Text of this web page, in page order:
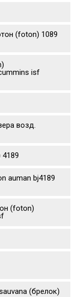
(foton) 1089
isf
возд.
auman bj4189
(foton)
(брелок)